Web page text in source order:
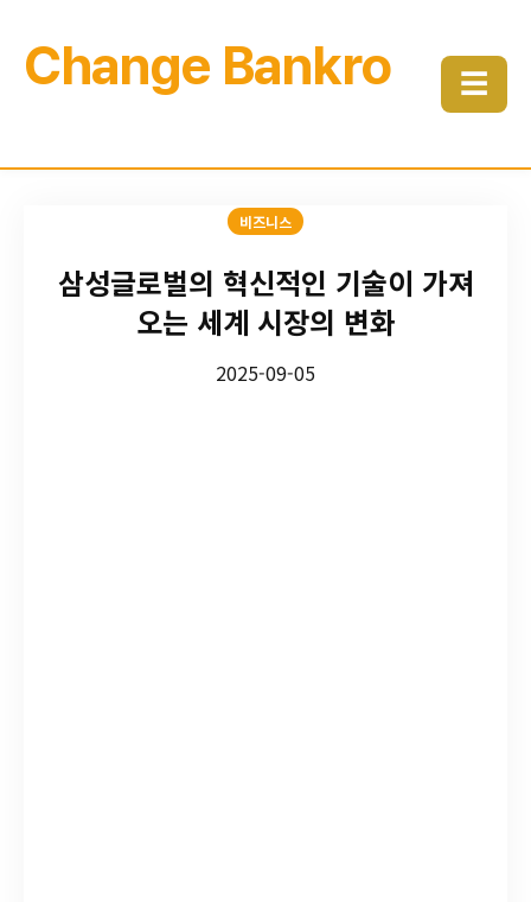
Change Bankro ☰
비즈니스
삼성글로벌의 혁신적인 기술이 가져
오는 세계 시장의 변화
2025-09-05